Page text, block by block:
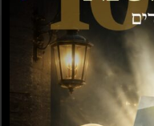
תשובה מאת הרב ראובן
לויכטר שליטא